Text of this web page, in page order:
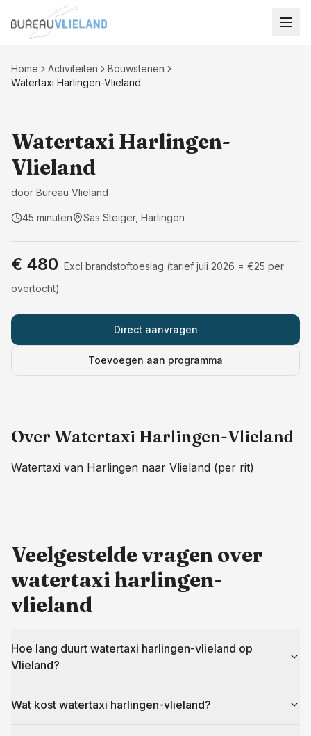
Ga naar hoofdinhoud
Home Activiteiten
Bouwstenen
Watertaxi Harlingen-Vlieland
Watertaxi Harlingen-
Vlieland
door Bureau Vlieland
45 minuten Sas Steiger, Harlingen
€ 480 Excl brandstoftoeslag (tarief juli 2026 = €25 per
overtocht)
Direct aanvragen
Toevoegen aan programma
Over Watertaxi Harlingen-Vlieland
Watertaxi van Harlingen naar Vlieland (per rit)
Veelgestelde vragen over
watertaxi harlingen-
vlieland
Hoe lang duurt watertaxi harlingen-vlieland op
Vlieland?
Wat kost watertaxi harlingen-vlieland?